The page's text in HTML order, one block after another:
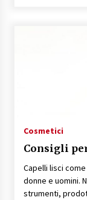
Cosmetici
Consigli
Capelli lisci
donne e uomini.
strumenti,